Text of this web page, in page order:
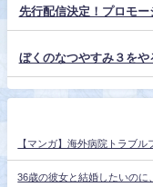
先行配信決定！プロモー
ぼくのなつやすみ３を
【マンガ】海外病院トラブル
36歳の彼女と結婚したいの